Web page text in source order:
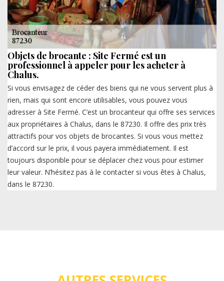
Objets de brocante : Site Fermé est un
professionnel à appeler pour les acheter à
Chalus.
Si vous envisagez de céder des biens qui ne vous servent plus à
rien, mais qui sont encore utilisables, vous pouvez vous
adresser à Site Fermé. C’est un brocanteur qui offre ses services
aux propriétaires à Chalus, dans le 87230. Il offre des prix très
attractifs pour vos objets de brocantes. Si vous vous mettez
d’accord sur le prix, il vous payera immédiatement. Il est
toujours disponible pour se déplacer chez vous pour estimer
leur valeur. N’hésitez pas à le contacter si vous êtes à Chalus,
dans le 87230.